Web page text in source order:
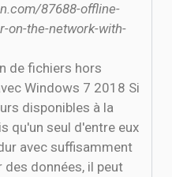
87688-offline-
on-the-network-with-
de fichiers hors
Windows 7 2018 Si
disponibles à la
qu'un seul d'entre eux
avec suffisamment
données, il peut